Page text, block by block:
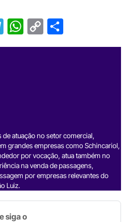
T
el
W
h
C
o
S
h
atuação no setor comercial,
grandes empresas como Schincariol,
por vocação, atua também no
na venda de passagens,
por empresas relevantes do
Luiz.
siga o